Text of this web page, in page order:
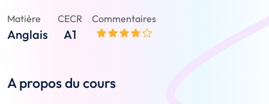
Matière
Anglais
CECR
A1
Commentaires
A propos du cours